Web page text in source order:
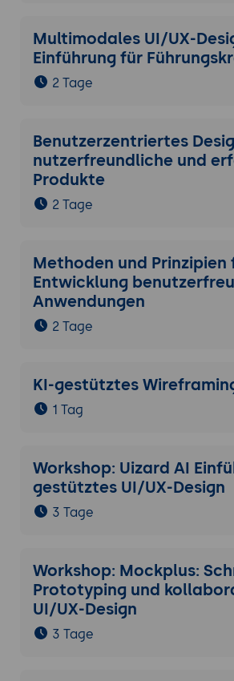
Multimodales UI/UX-
Einführung für
2 Tage
Benutzerzentriertes
nutzerfreundliche und
Produkte
2 Tage
Methoden und Prinzipien
Entwicklung
Anwendungen
2 Tage
KI-gestütztes
1 Tag
Workshop: Uizard AI
gestütztes UI/UX-Design
3 Tage
Workshop: Mockplus:
Prototyping und
UI/UX-Design
3 Tage